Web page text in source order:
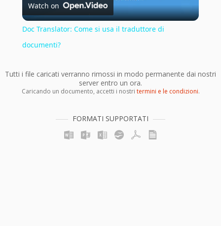
Video
Watch on
Doc Translator: Come si usa il traduttore di
documenti?
Tutti i file caricati verranno rimossi in modo permanente dai nostri
server entro un ora.
Caricando un documento, accetti i nostri termini e le condizioni.
FORMATI SUPPORTATI